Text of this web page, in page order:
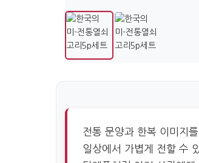
전통 문양과 한복 이미지
일상에서 가볍게 전할 수